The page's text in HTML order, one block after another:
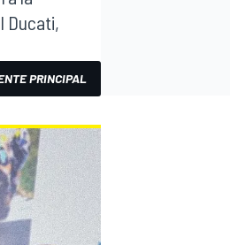
Ducati,
PRINCIPAL